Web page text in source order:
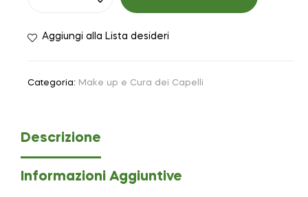
Aggiungi alla Lista desideri
Categoria: Make up e Cura dei Capelli
Descrizione
Informazioni Aggiuntive